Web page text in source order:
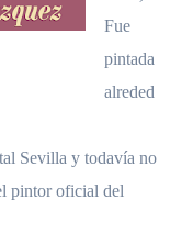
Fue
pintada
alreded
Sevilla y todavía no
pintor oficial del